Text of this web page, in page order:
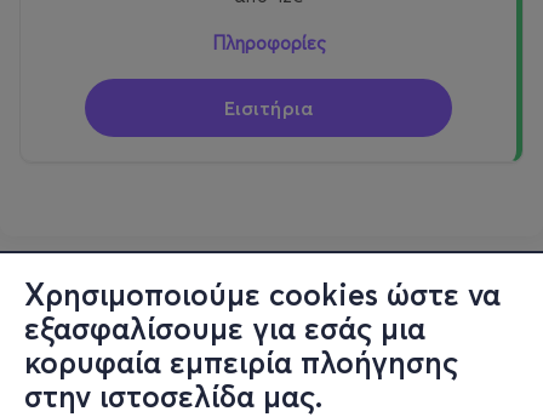
Χρησιμοποιούμε cookies ώστε να
εξασφαλίσουμε για εσάς μια
κορυφαία εμπειρία πλοήγησης
στην ιστοσελίδα μας.
Τηλ. 2410-621209, 2410-533417 & 6980493082 από
el/tickets/theater/matomenos-gamos-1/
Όλες οι φωτογραφίες σε υψηλη ανάλυση εδώ
https://drive.google.com/drive/folders/1in81shYrLrmLnJ85
Πληροφορίες
Εισιτήρια